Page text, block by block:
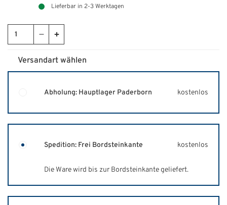
Lieferbar in 2-3 Werktagen
Versandart wählen
Abholung: Hauptlager Paderborn kostenlos
Spedition: Frei Bordsteinkante kostenlos
Die Ware wird bis zur Bordsteinkante geliefert.